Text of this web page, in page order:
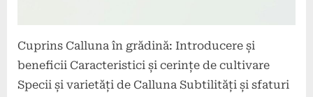
Cuprins Calluna în grădină: Introducere și
beneficii Caracteristici și cerințe de cultivare
Specii și varietăți de Calluna Subtilități și sfaturi